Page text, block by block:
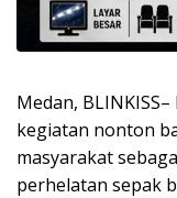
Medan,
kegiatan nonton
masyarakat
perhelatan sepak